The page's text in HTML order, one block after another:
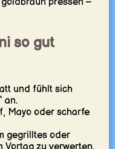
so gut
und fühlt sich
an.
Mayo oder scharfe
gegrilltes oder